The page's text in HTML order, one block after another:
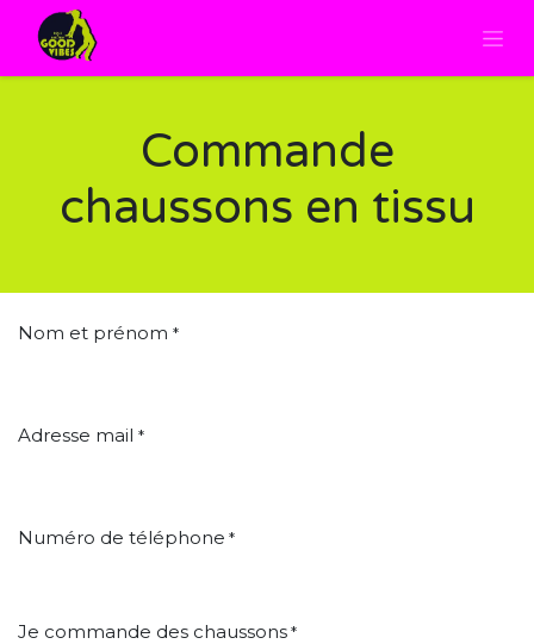
Commande
chaussons en tissu
Nom et prénom *
Adresse mail *
Numéro de téléphone *
Je commande des chaussons *